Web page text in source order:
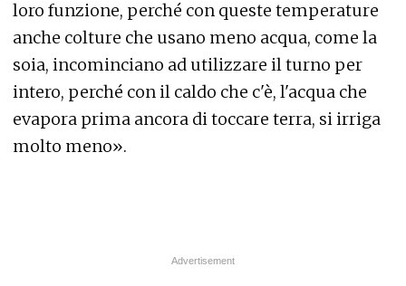
loro funzione, perché con queste temperature
anche colture che usano meno acqua, come la
soia, incominciano ad utilizzare il turno per
intero, perché con il caldo che c'è, l'acqua che
evapora prima ancora di toccare terra, si irriga
molto meno».